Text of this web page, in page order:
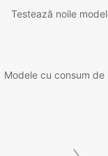
Testează noile
Modele cu consum